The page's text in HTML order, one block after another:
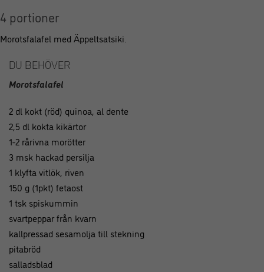
4 portioner
Morotsfalafel med Äppeltsatsiki.
DU BEHÖVER
Morotsfalafel
2 dl kokt (röd) quinoa, al dente
2,5 dl kokta kikärtor
1-2 rårivna morötter
3 msk hackad persilja
1 klyfta vitlök, riven
150 g (1pkt) fetaost
1 tsk spiskummin
svartpeppar från kvarn
kallpressad sesamolja till stekning
pitabröd
salladsblad